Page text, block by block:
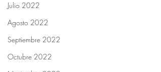
Julio 2022
Agosto 2022
Septiembre 2022
Octubre 2022